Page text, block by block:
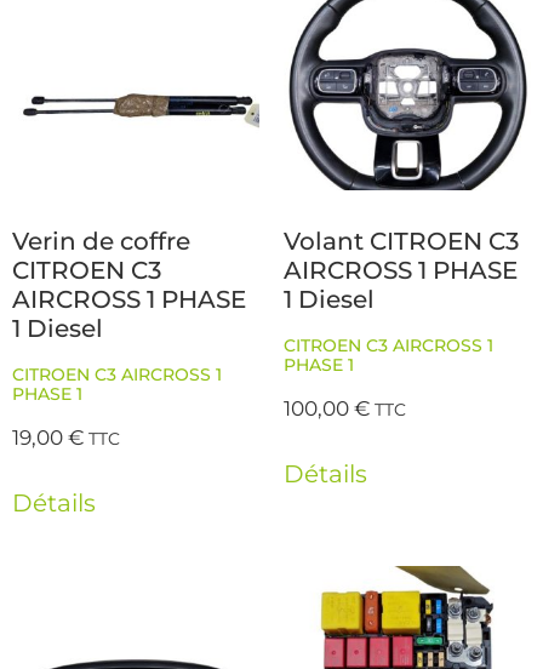
Verin de coffre
CITROEN C3
AIRCROSS 1 PHASE
1 Diesel
CITROEN C3 AIRCROSS 1
PHASE 1
19,00€ TTC
Détails
Volant CITROEN C3
AIRCROSS 1 PHASE
1 Diesel
CITROEN C3 AIRCROSS 1
PHASE 1
100,00€ TTC
Détails